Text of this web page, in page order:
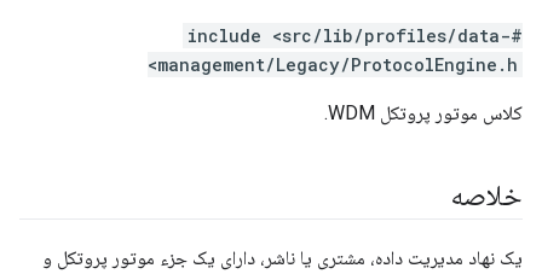
#include <src/lib/profiles/data-
management/Legacy/ProtocolEngine.h>
کلاس موتور پروتکل WDM.
خلاصه
یک نهاد مدیریت داده، مشتری یا ناشر، دارای یک جزء موتور پروتکل و